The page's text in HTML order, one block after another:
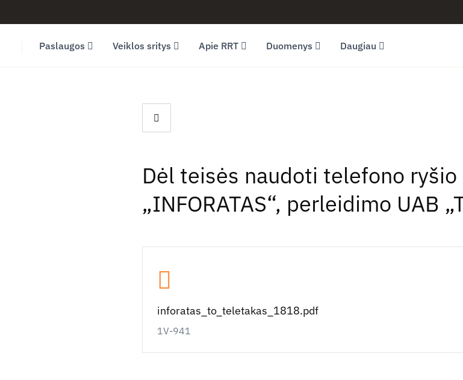
Paslaugos Veiklos sritys Apie RRT Duomenys Daugiau
Dėl teisės naudoti telefono
„INFORATAS“, perleidimo UAB
inforatas_to_teletakas_1818.pdf
1V-941